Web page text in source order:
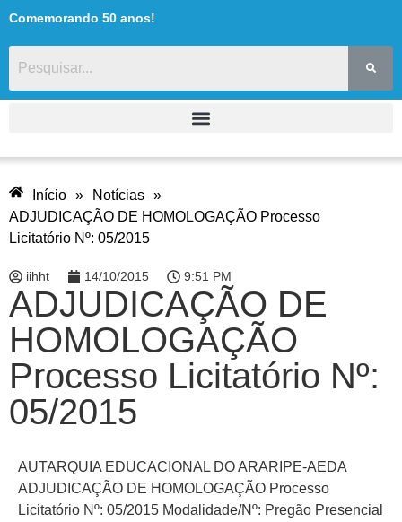
Comemorando 50 anos!
Início » Notícias »
ADJUDICAÇÃO DE HOMOLOGAÇÃO Processo
Licitatório Nº: 05/2015
iihht 14/10/2015 9:51 PM
ADJUDICAÇÃO DE
HOMOLOGAÇÃO
Processo Licitatório Nº:
05/2015
AUTARQUIA EDUCACIONAL DO ARARIPE-AEDA
ADJUDICAÇÃO DE HOMOLOGAÇÃO Processo
Licitatório Nº: 05/2015 Modalidade/Nº: Pregão Presencial